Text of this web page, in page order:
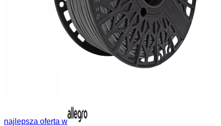
najlepsza oferta w